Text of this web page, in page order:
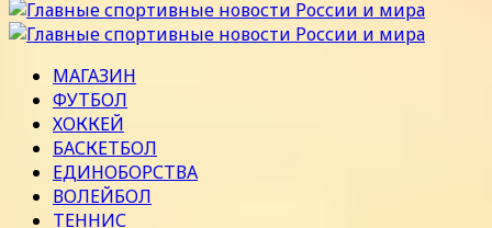
МАГАЗИН
ФУТБОЛ
ХОККЕЙ
БАСКЕТБОЛ
ЕДИНОБОРСТВА
ВОЛЕЙБОЛ
ТЕННИС